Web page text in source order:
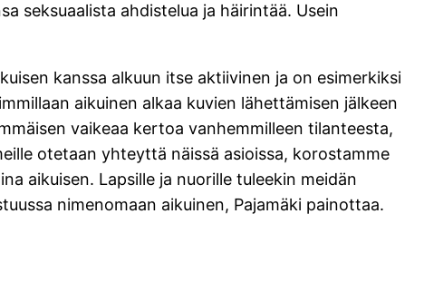
seksuaalista ahdistelua ja häirintää. Usein
kanssa alkuun itse aktiivinen ja on esimerkiksi
aikuinen alkaa kuvien lähettämisen jälkeen
vaikeaa kertoa vanhemmilleen tilanteesta,
otetaan yhteyttä näissä asioissa, korostamme
aikuisen. Lapsille ja nuorille tuleekin meidän
nimenomaan aikuinen, Pajamäki painottaa.